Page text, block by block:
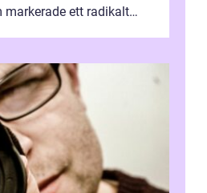
markerade ett radikalt